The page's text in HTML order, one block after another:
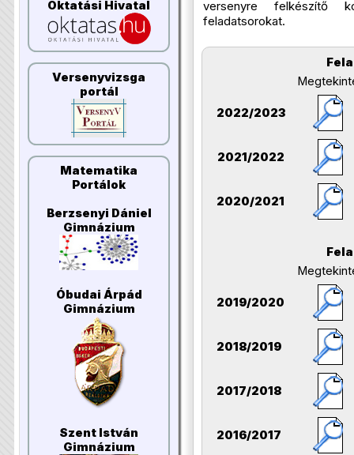
Oktatási Hivatal
Versenyvizsga
portál
Matematika
Portálok
Berzsenyi Dániel
Gimnázium
Óbudai Árpád
Gimnázium
Szent István
Gimnázium
versenyre felkészítő
feladatsorokat.
2022/2023
2021/2022
2020/2021
2019/2020
2018/2019
2017/2018
2016/2017